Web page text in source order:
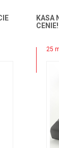
KASA
CENIE!
25